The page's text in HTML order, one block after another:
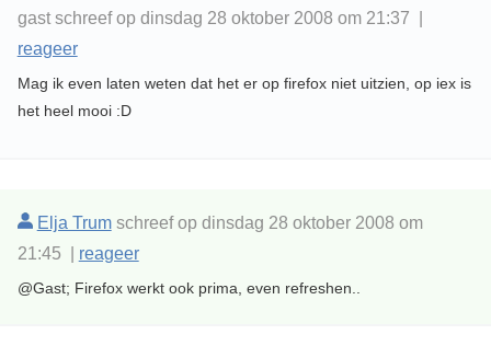
gast schreef op dinsdag 28 oktober 2008 om 21:37 |
reageer
Mag ik even laten weten dat het er op firefox niet uitzien, op iex is
het heel mooi :D
Elja Trumschreef op dinsdag 28 oktober 2008 om
21:45 | reageer
@Gast; Firefox werkt ook prima, even refreshen..